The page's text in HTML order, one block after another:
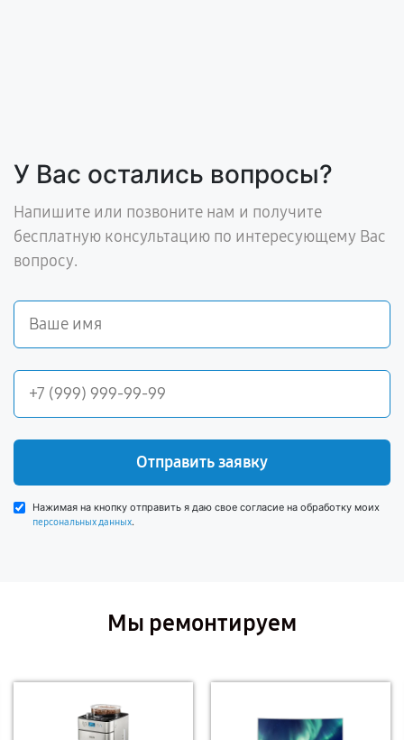
У Вас остались вопросы?
Напишите или позвоните нам и получите
бесплатную консультацию по интересующему Вас
вопросу.
Отправить заявку
Нажимая на кнопку отправить я даю свое согласие на обработку моих
персональных данных.
Мы ремонтируем